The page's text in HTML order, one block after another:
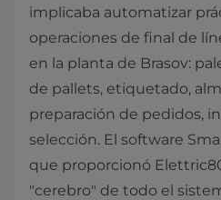
implicaba automatizar
operaciones de final de
en la planta de Brasov:
de pallets, etiquetado,
preparación de pedidos,
selección. El software
que proporcionó
"cerebro" de todo el